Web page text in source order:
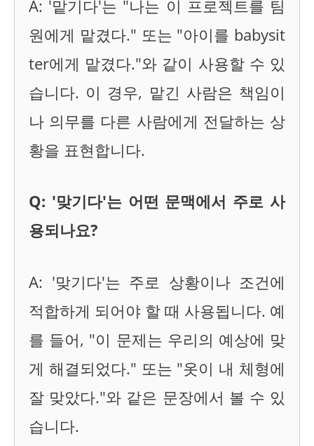
A: '맡기다'는 "나는 이 프로젝트를 팀
원에게 맡겼다." 또는 "아이를 babysit
ter에게 맡겼다."와 같이 사용할 수 있
습니다. 이 경우, 맡긴 사람은 책임이
나 의무를 다른 사람에게 전달하는 상
황을 표현합니다.
Q: '맞기다'는 어떤 문맥에서 주로 사
용되나요?
A: '맞기다'는 주로 상황이나 조건에
적합하게 되어야 할 때 사용됩니다. 예
를 들어, "이 문제는 우리의 예상에 맞
게 해결되었다." 또는 "옷이 내 체형에
잘 맞았다."와 같은 문장에서 볼 수 있
습니다.